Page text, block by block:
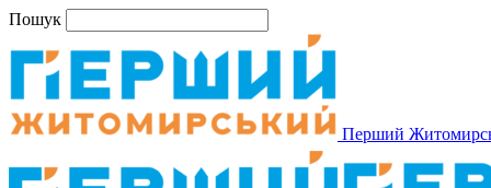
Пошук
Перший